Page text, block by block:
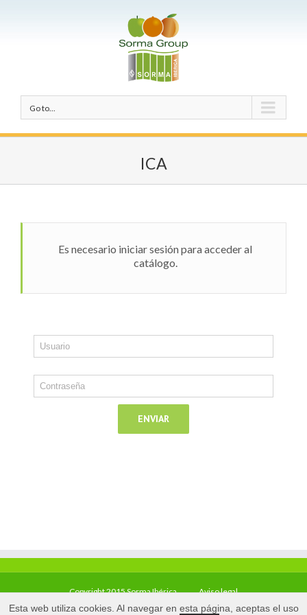
Go to...
ICA
Es necesario iniciar sesión para acceder al
catálogo.
Copyright 2015 Sorma Ibérica Aviso legal
Esta web utiliza cookies. Al navegar en esta página, aceptas el uso